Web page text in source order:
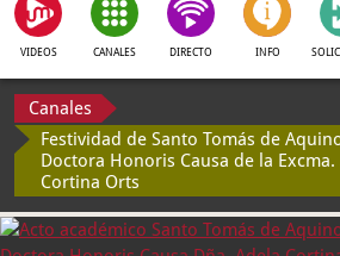
VIDEOS CANALES DIRECTO INFO
Canales
Festividad de Santo Tomás de
Doctora Honoris Causa de la Excma.
Cortina Orts